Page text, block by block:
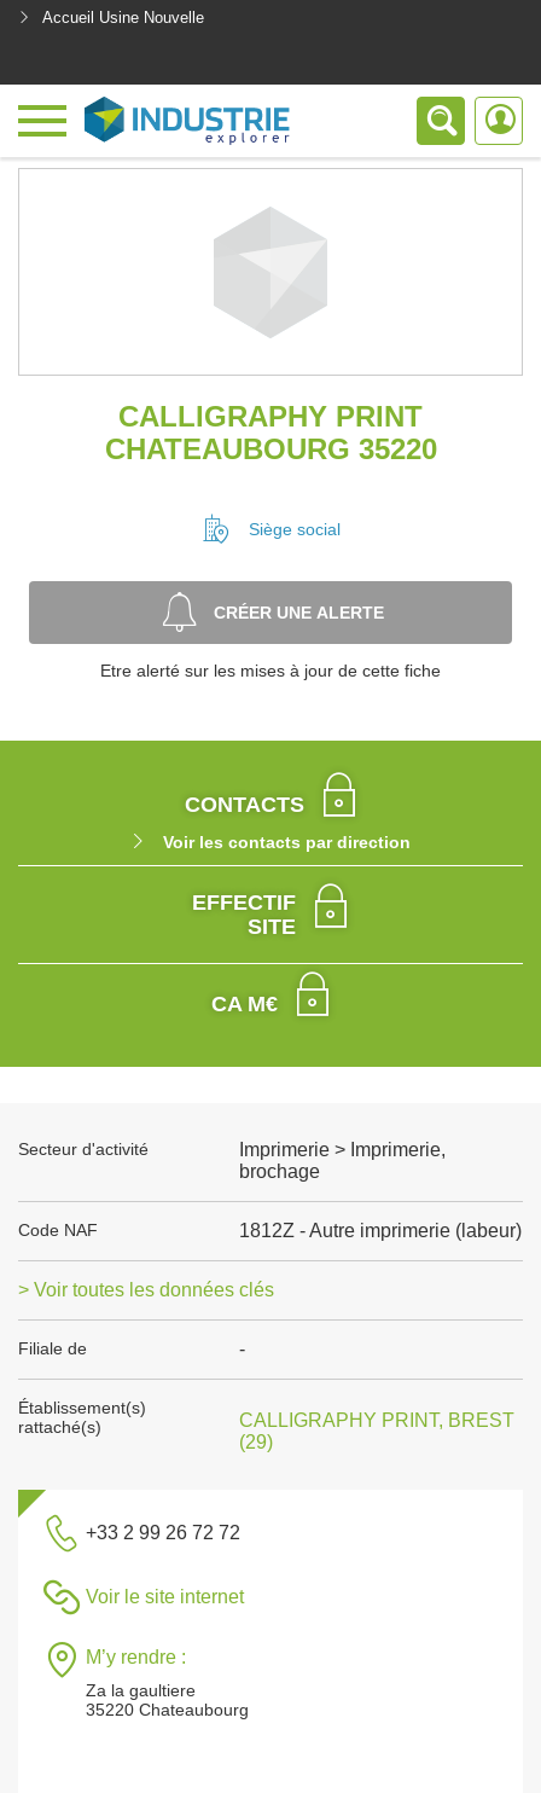
Accueil Usine Nouvelle
CALLIGRAPHY PRINT
CHATEAUBOURG 35220
Siège social
CRÉER UNE ALERTE
Etre alerté sur les mises à jour de cette fiche
CONTACTS
Voir les contacts par direction
EFFECTIF
SITE
CA M€
Secteur d'activité
Imprimerie > Imprimerie,
brochage
Code NAF 1812Z - Autre imprimerie (labeur)
> Voir toutes les données clés
Filiale de -
Établissement(s)
rattaché(s)
CALLIGRAPHY PRINT, BREST
(29)
+33 2 99 26 72 72
Voir le site internet
M’y rendre :
Za la gaultiere
35220 Chateaubourg